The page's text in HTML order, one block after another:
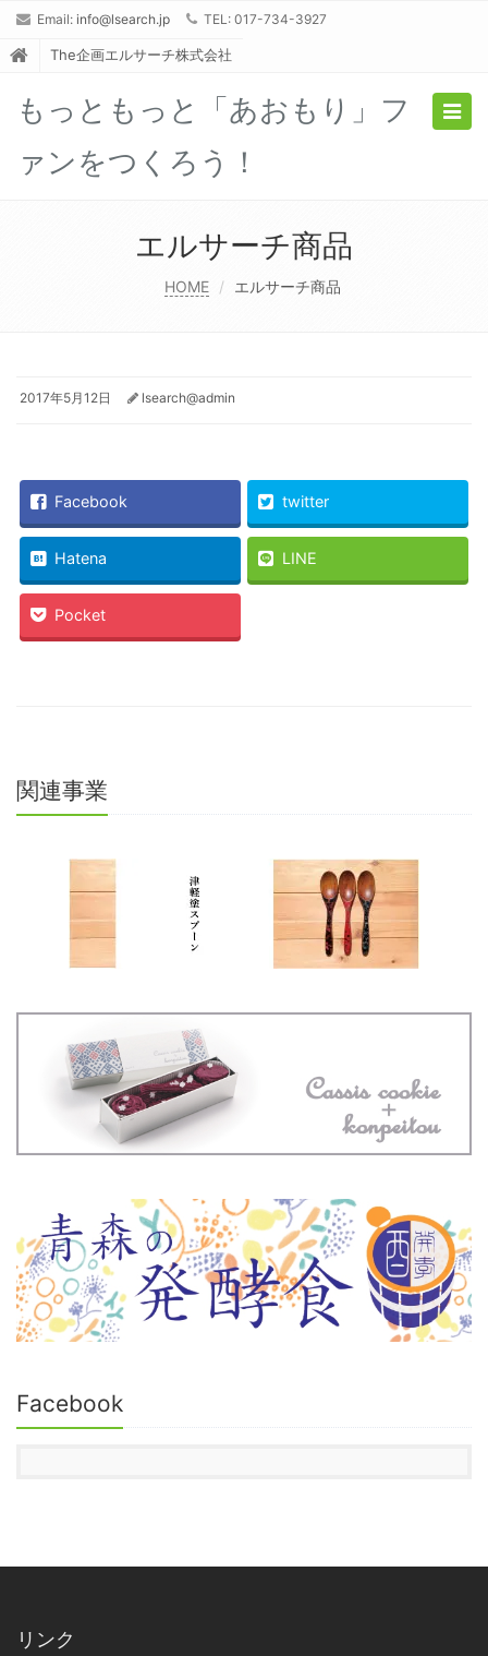
Email: info@lsearch.jp TEL: 017-734-3927
The企画エルサーチ株式会社
もっともっと「あおもり」フ
ァンをつくろう！
エルサーチ商品
HOME エルサーチ商品
2017年5月12日 lsearch@admin
Facebook twitter
Hatena LINE
Pocket
関連事業
Facebook
リンク